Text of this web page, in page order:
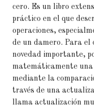
cero. Es un libro
práctico en el que
operaciones,
de un damero. Para el
novedad importante,
matemáticamente
mediante la
través de una
llama actualización